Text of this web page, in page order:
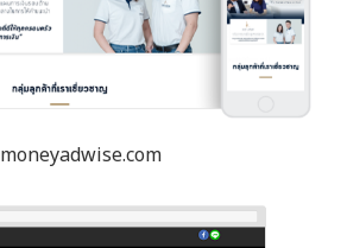
moneyadwise.com